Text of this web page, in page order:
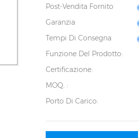
Post-Vendita Fornito
Garanzia
Tempi Di Consegna
Funzione Del Prodotto:
Certificazione:
MOQ. :
Porto Di Carico: